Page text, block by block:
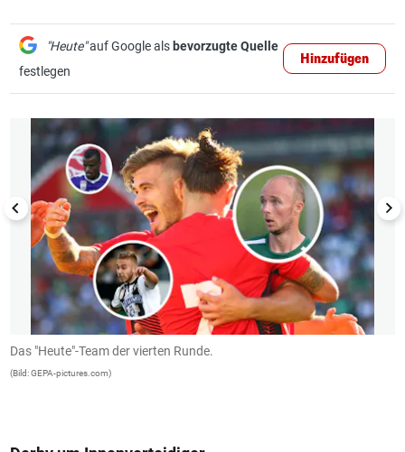
"Heute"auf Google als bevorzugte Quelle
festlegen
Hinzufügen
1/13
Das "Heute"-Team der vierten Runde.
(Bild: GEPA-pictures.com)